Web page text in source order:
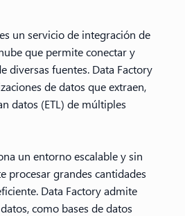
un servicio de integración de
que permite conectar y
diversas fuentes. Data Factory
de datos que extraen,
datos (ETL) de múltiples
un entorno escalable y sin
procesar grandes cantidades
Data Factory admite
como bases de datos